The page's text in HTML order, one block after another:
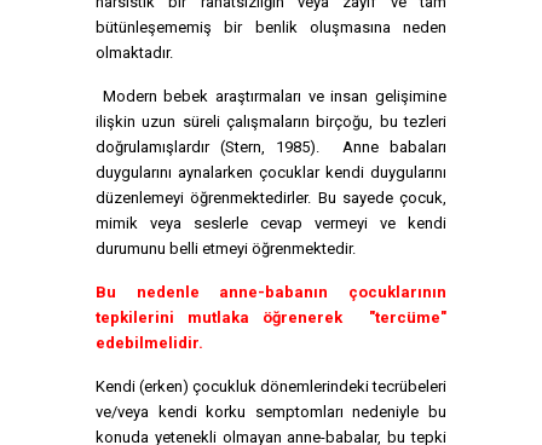
bütünleşememiş bir benlik oluşmasına neden
olmaktadır.
Modern bebek araştırmaları ve insan gelişimine
ilişkin uzun süreli çalışmaların birçoğu, bu tezleri
doğrulamışlardır (Stern, 1985). Anne babaları
duygularını aynalarken çocuklar kendi duygularını
düzenlemeyi öğrenmektedirler. Bu sayede çocuk,
mimik veya seslerle cevap vermeyi ve kendi
durumunu belli etmeyi öğrenmektedir.
Bu nedenle anne-babanın çocuklarının
tepkilerini mutlaka öğrenerek "tercüme"
edebilmelidir.
Kendi (erken) çocukluk dönemlerindeki tecrübeleri
ve/veya kendi korku semptomları nedeniyle bu
konuda yetenekli olmayan anne-babalar, bu tepki